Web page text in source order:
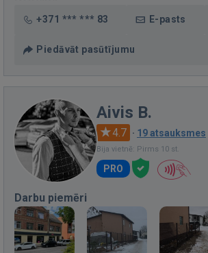
+371 *** *** 83 E-pasts
Piedāvāt pasūtījumu
Aivis B.
4.7 · 19 atsauksmes
Bija vietnē: Pirms 10 st.
PRO
Darbu piemēri